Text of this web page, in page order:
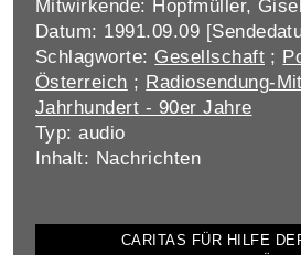
Mitwirkende: Hopfmüller,
Datum: 1991.09.09
Schlagworte: Gesellschaft ;
Österreich ; Radiosendung-
Jahrhundert - 90er Jahre
Typ: audio
Inhalt: Nachrichten
CARITAS FÜR HILFE